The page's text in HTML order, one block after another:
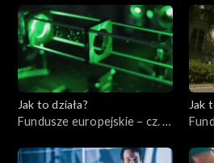
elektryczną
Jak to działa?
Fundusze europejskie – cz. 3,
Jak